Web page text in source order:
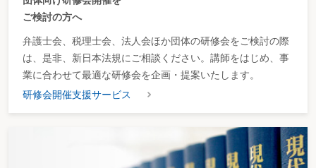
ご検討の方へ
弁護士会、税理士会、法人会ほか団体の研修会をご検討の際
は、是非、新日本法規にご相談ください。講師をはじめ、事
業に合わせて最適な研修会を企画・提案いたします。
研修会開催支援サービス